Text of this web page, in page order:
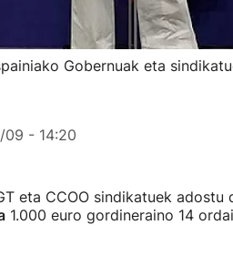
Gobernuak eta
- 14:20
eta CCOO sindikatuek adostu
1.000 euro gordineraino 14